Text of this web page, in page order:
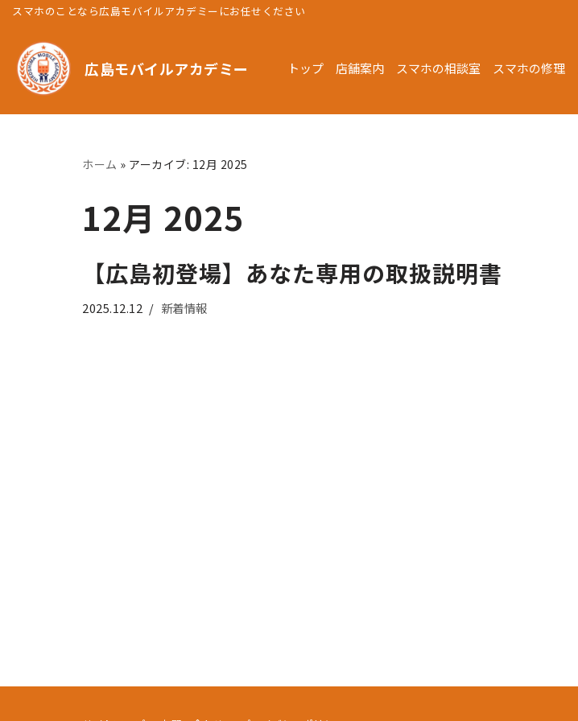
コ
ン
テ
ン
スマホのことなら広島モバイルアカデミーにお任せください
広島モバイルアカデミー トップ 店舗案内 スマホの相談室 スマホの修理
ホーム » アーカイブ: 12月 2025
12月 2025
【広島初登場】あなた専用の取扱説明書
2025.12.12 新着情報